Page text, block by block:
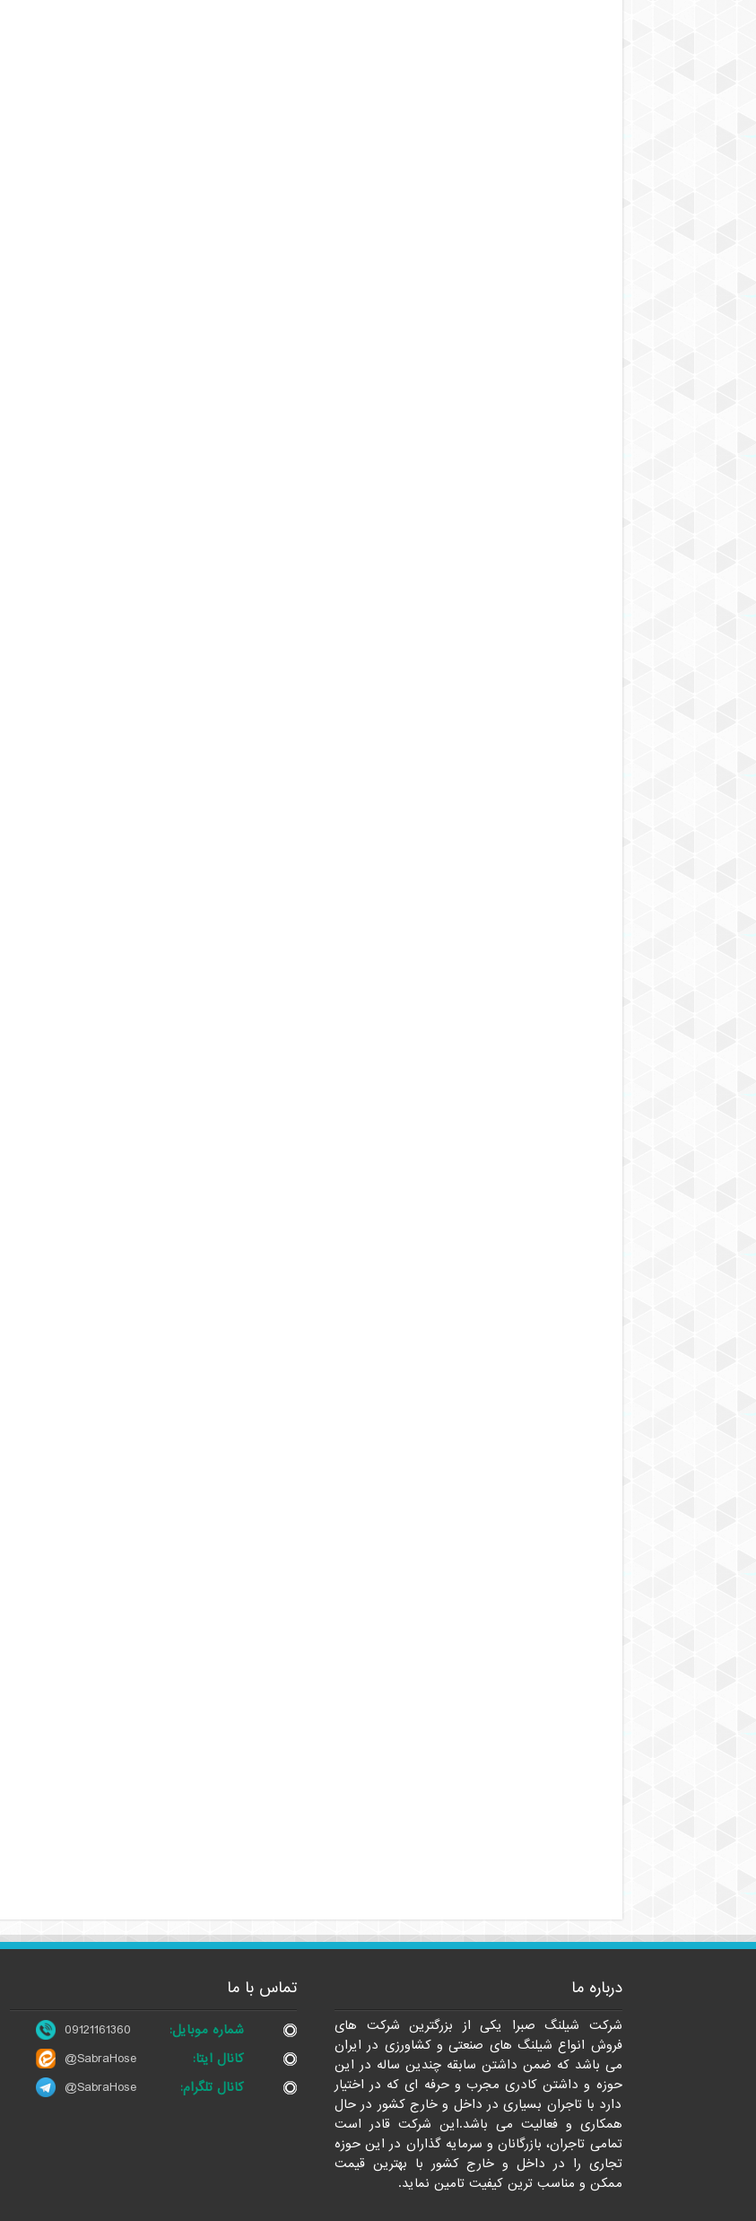
درباره ما
شرکت شیلنگ صبرا یکی از بزرگترین شرکت های
فروش انواع شیلنگ های صنعتی و کشاورزی در ایران
می باشد که ضمن داشتن سابقه چندین ساله در این
حوزه و داشتن کادری مجرب و حرفه ای که در اختیار
دارد با تاجران بسیاری در داخل و خارج کشور در حال
همکاری و فعالیت می باشد.این شرکت قادر است
تمامی تاجران، بازرگانان و سرمایه گذاران در این حوزه
تجاری را در داخل و خارج کشور با بهترین قیمت
ممکن و مناسب ترین کیفیت تامین نماید.
تماس با ما
شماره موبایل:
09121161360
کانال ایتا:
@SabraHose
کانال تلگرام:
@SabraHose